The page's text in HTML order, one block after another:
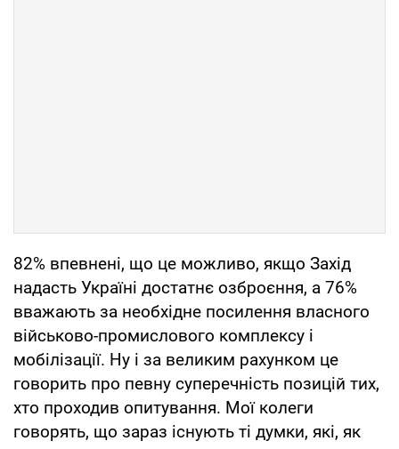
82% впевнені, що це можливо, якщо Захід
надасть Україні достатнє озброєння, а 76%
вважають за необхідне посилення власного
військово-промислового комплексу і
мобілізації. Ну і за великим рахунком це
говорить про певну суперечність позицій тих,
хто проходив опитування. Мої колеги
говорять, що зараз існують ті думки, які, як